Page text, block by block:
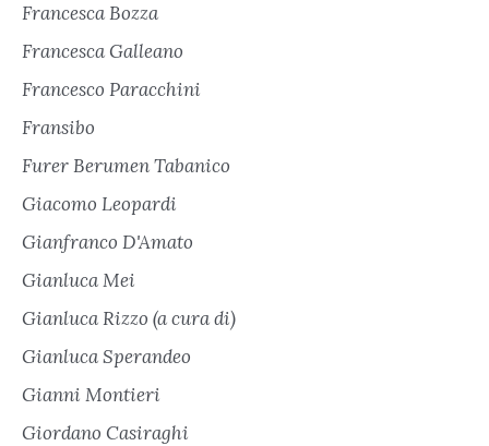
Francesca Bozza
Francesca Galleano
Francesco Paracchini
Fransibo
Furer Berumen Tabanico
Giacomo Leopardi
Gianfranco D'Amato
Gianluca Mei
Gianluca Rizzo (a cura di)
Gianluca Sperandeo
Gianni Montieri
Giordano Casiraghi